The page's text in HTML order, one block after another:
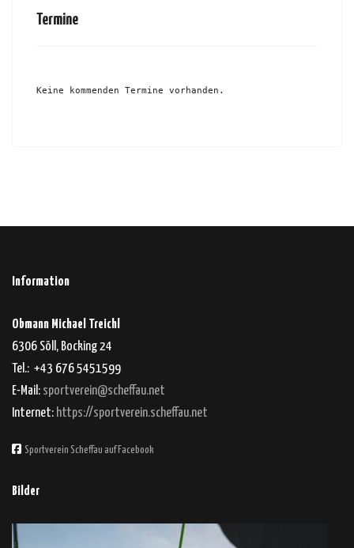
Termine
Keine kommenden Termine vorhanden.
Information
Obmann Michael Treichl
6306 Söll, Bocking 24
Tel.: +43 676 5451599
E-Mail: sportverein@scheffau.net
Internet: https://sportverein.scheffau.net
Sportverein Scheffau auf Facebook
Bilder